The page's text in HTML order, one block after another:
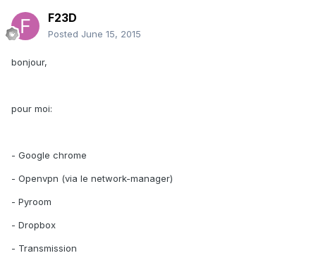
F23D
Posted June 15, 2015
bonjour,
pour moi:
- Google chrome
- Openvpn (via le network-manager)
- Pyroom
- Dropbox
- Transmission